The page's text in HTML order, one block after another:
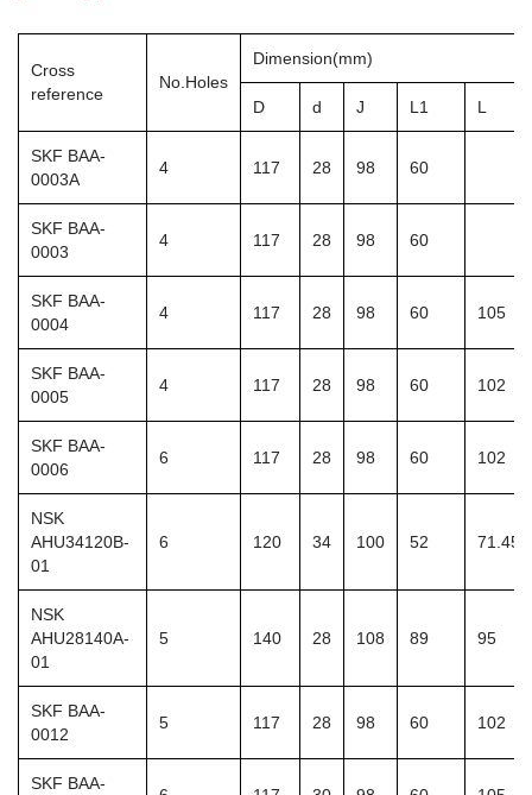
Cross
reference
No.Holes
Dimension(mm)
D d J L1 L
SKF BAA-
0003A
4 117 28 98 60
SKF BAA-
0003
4 117 28 98 60
SKF BAA-
0004
4 117 28 98 60 105
SKF BAA-
0005
4 117 28 98 60 102
SKF BAA-
0006
6 117 28 98 60 102
NSK
AHU34120B-
01
6 120 34 100 52 71.45
NSK
AHU28140A-
01
5 140 28 108 89 95
SKF BAA-
0012
5 117 28 98 60 102
SKF BAA-